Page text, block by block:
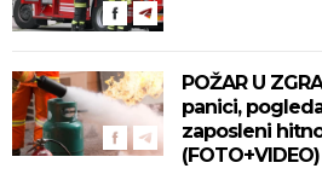
POŽAR U
panici,
zaposleni
(FOTO+VIDEO)